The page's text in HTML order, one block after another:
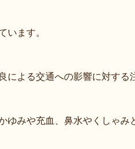
います。
よる交通への影響に対する
ゆみや充血、鼻水やくしゃ